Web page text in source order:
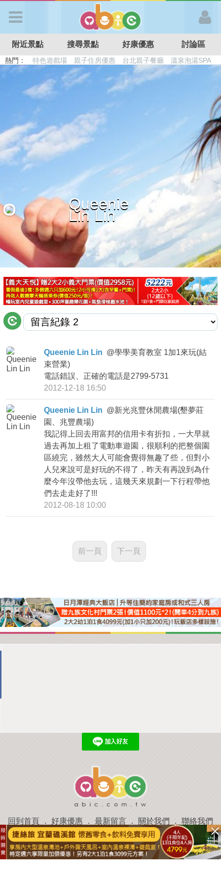
APP登入
首 頁
搜尋景點
好康優惠
最新留言
商家合作
推薦景點
討論區
聯絡我們
APP下載
附近景點 搜尋景點 好康優惠 討論區
熱門： 特色遊戲場 親子住房優惠 台北親子餐廳
溫泉泡湯SPA
溜滑梯民宿
觀光工廠 日本親子景點
Queenie
Lin Lin
Queenie Lin Lin @學學美育教室 1加1來玩(結
束營業)
電話錯誤、正確的電話是2799-5731
2012-12-18 16:50
Queenie Lin Lin @新光兆豐休閒農場(墾夢莊
園、兆豐農場)
我記得上回去用富邦的信用卡有折扣，一大早就
過去再加上租了電動車遊園，很順利的把整個園
區繞完，雖然大人可能會覺得無趣了些，但對小
人兒來說可是好玩的不得了，昨天有再說到為什
麼今年沒帶他去玩，這幾天來規劃一下行程帶他
們去走走好了!!!
2012-08-18 10:00
前一頁 下一頁
回到首頁 ． 好康優惠 ． 最新留言 ． 關於我們 ． 聯絡我們
部落格微件．商家合作．討論區 ．推薦景點． APP下載
羿磊資訊 服務條款&隱私權政策